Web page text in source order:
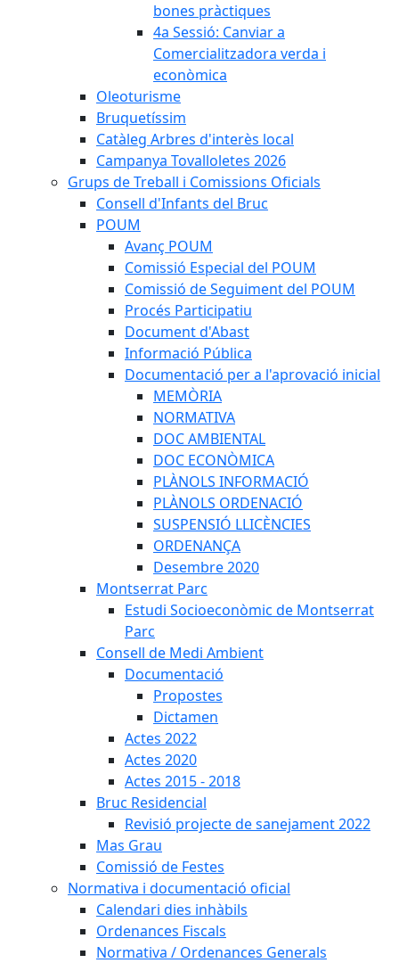
bones pràctiques
4a Sessió: Canviar a
Comercialitzadora verda i
econòmica
Oleoturisme
Bruquetíssim
Catàleg Arbres d'interès local
Campanya Tovalloletes 2026
Grups de Treball i Comissions Oficials
Consell d'Infants del Bruc
POUM
Avanç POUM
Comissió Especial del POUM
Comissió de Seguiment del POUM
Procés Participatiu
Document d'Abast
Informació Pública
Documentació per a l'aprovació inicial
MEMÒRIA
NORMATIVA
DOC AMBIENTAL
DOC ECONÒMICA
PLÀNOLS INFORMACIÓ
PLÀNOLS ORDENACIÓ
SUSPENSIÓ LLICÈNCIES
ORDENANÇA
Desembre 2020
Montserrat Parc
Estudi Socioeconòmic de Montserrat
Parc
Consell de Medi Ambient
Documentació
Propostes
Dictamen
Actes 2022
Actes 2020
Actes 2015 - 2018
Bruc Residencial
Revisió projecte de sanejament 2022
Mas Grau
Comissió de Festes
Normativa i documentació oficial
Calendari dies inhàbils
Ordenances Fiscals
Normativa / Ordenances Generals